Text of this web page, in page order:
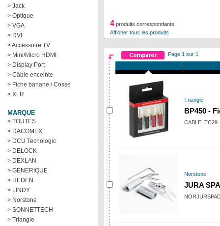
> Jack
> Optique
> VGA
> DVI
> Accessoire TV
> Mini/Micro HDMI
> Display Port
> Câble enceinte
> Fiche banane / Cosse
> XLR
MARQUE
> TOUTES
> DACOMEX
> DCU Tecnologic
> DELOCK
> DEXLAN
> GENERIQUE
> HEDEN
> LINDY
> Norstone
> SONNETTECH
> Triangle
4 produits correspondants
Afficher tous les produits
Page 1 sur 1
Triangle
BP450 -
Norstone
JURA